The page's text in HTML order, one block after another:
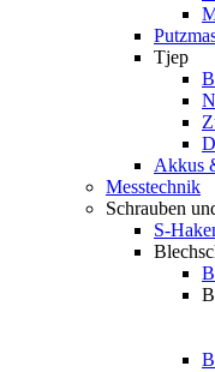
Tjep
Akkus
Messtechnik
Schrauben
S-